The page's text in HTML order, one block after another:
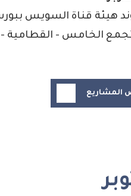
هيئة قناة السويس
الخامس - القطامية
المشاريع